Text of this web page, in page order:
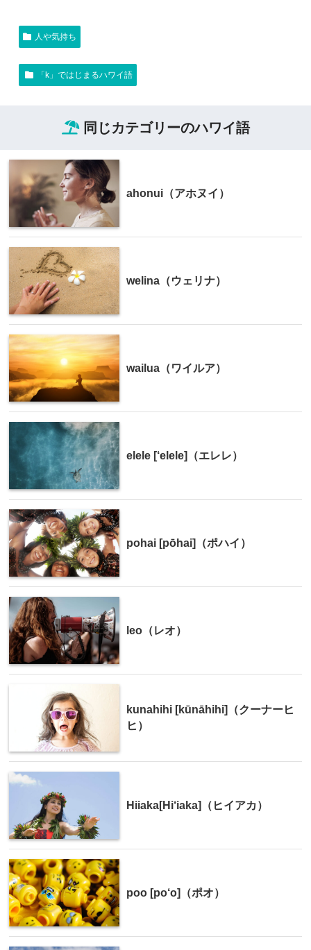
人や気持ち
「k」ではじまるハワイ語
同じカテゴリーのハワイ語
ahonui（アホヌイ）
welina（ウェリナ）
wailua（ワイルア）
elele [‘elele]（エレレ）
pohai [pōhai]（ポハイ）
leo（レオ）
kunahihi [kūnāhihi]（クーナーヒ
ヒ）
Hiiaka[Hi‘iaka]（ヒイアカ）
poo [po‘o]（ポオ）